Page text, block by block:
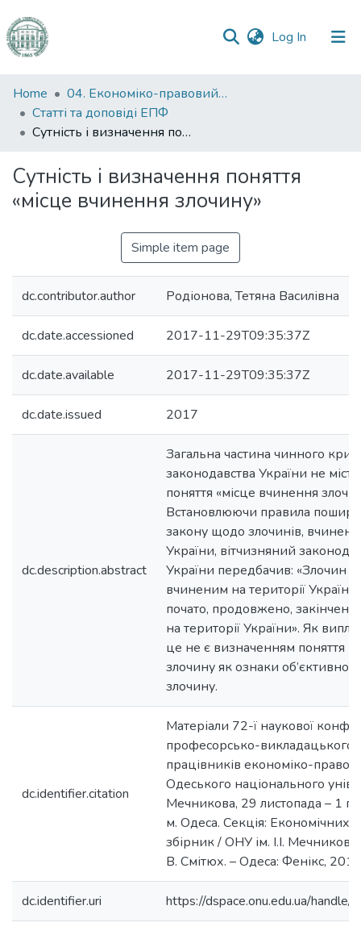
Log In (current)
Communities
&
Collections
Statistics
Home
04. Економіко-правовий факультет
Статті та доповіді ЕПФ
Сутність і визначення поняття «місце вчинення злочину»
Сутність і визначення поняття
«місце вчинення злочину»
Simple item page
dc.contributor.author Родіонова, Тетяна Василівна
dc.date.accessioned 2017-11-29T09:35:37Z
dc.date.available 2017-11-29T09:35:37Z
dc.date.issued 2017
dc.description.abstract
Загальна частина чинного
законодавства України не
поняття «місце вчинення
Встановлюючи правила
закону щодо злочинів,
України, вітчизняний
України передбачив: «Злочин
вчиненим на території
почато, продовжено,
на території України». Як
це не є визначенням поняття
злочину як ознаки об’єктивної
злочину.
dc.identifier.citation
Матеріали 72-ї наукової
професорсько-викладацького
працівників економіко-
Одеського національного
Мечникова, 29 листопада – 1
м. Одеса. Секція: Економічних
збірник / ОНУ ім. І.І.
В. Смітюх. – Одеса: Фенікс,
dc.identifier.uri https://dspace.onu.edu.ua/